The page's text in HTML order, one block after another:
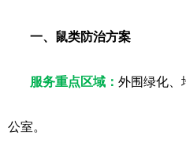
一、鼠类防治方案
服务重点区域： 外围绿化、
公室。